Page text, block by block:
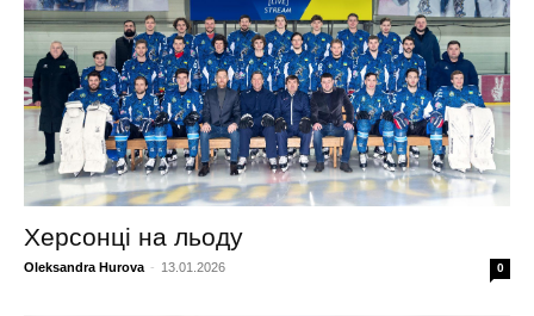
Херсонці на льоду
Oleksandra Hurova - 13.01.2026 0